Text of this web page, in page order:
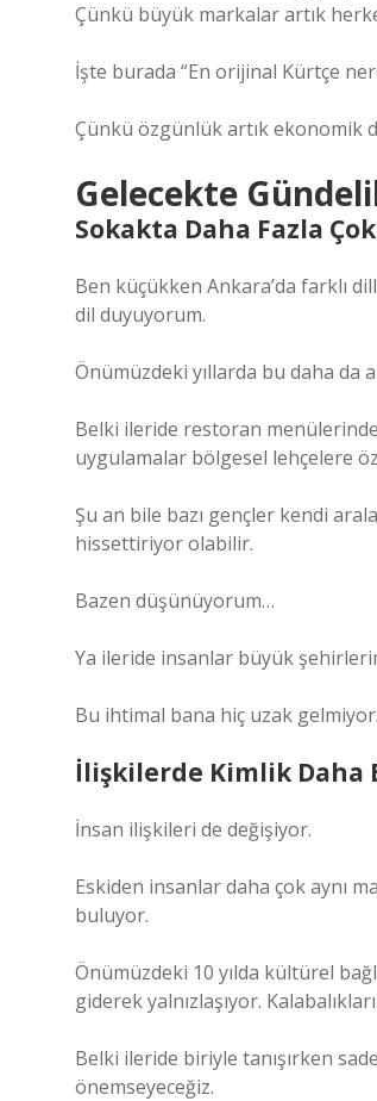
Çünkü büyük markalar artık
İşte burada “En orijinal Kürtçe
Çünkü özgünlük artık ekonomik
Gelecekte
Sokakta Daha Fazla
Ben küçükken Ankara’da farklı
dil duyuyorum.
Önümüzdeki yıllarda bu daha da
Belki ileride restoran
uygulamalar bölgesel lehçelere
Şu an bile bazı gençler kendi
hissettiriyor olabilir.
Bazen düşünüyorum…
Ya ileride insanlar büyük
Bu ihtimal bana hiç uzak gelmiyor.
İlişkilerde Kimlik
İnsan ilişkileri de değişiyor.
Eskiden insanlar daha çok aynı
buluyor.
Önümüzdeki 10 yılda kültürel
giderek yalnızlaşıyor.
Belki ileride biriyle tanışırken
önemseyeceğiz.